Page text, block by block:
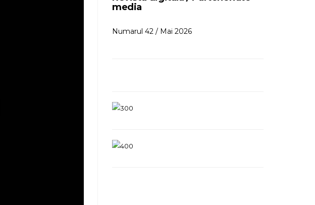
media
Numarul 42 / Mai 2026